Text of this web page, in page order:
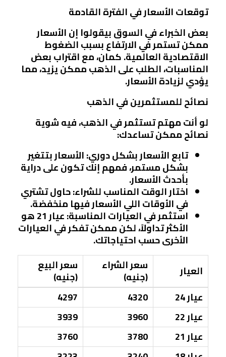
توقعات الأسعار في الفترة القادمة
بعض الخبراء في السوق بيقولوا إن الأسعار
ممكن تستمر في الارتفاع بسبب الضغوط
الاقتصادية العالمية. كمان، مع اقتراب بعض
المناسبات، الطلب على الذهب ممكن يزيد، مما
يؤدي لزيادة الأسعار.
نصائح للمستثمرين في الذهب
لو أنت مهتم تستثمر في الذهب، فيه شوية
نصائح ممكن تساعدك:
تابع الأسعار بشكل دوري: الأسعار بتتغير
بشكل مستمر، فمهم إنك تكون على دراية
بأحدث الأسعار.
اختار الوقت المناسب للشراء: حاول تشتري
في الأوقات اللي الأسعار فيها منخفضة.
استثمر في العيارات المناسبة : عيار 21 هو
الأكثر تداولاً، لكن ممكن تفكر في العيارات
الأخرى حسب احتياجاتك.
العيار
سعر الشراء
(جنيه)
سعر البيع
(جنيه)
عيار 24
4320
4297
عيار 22
3960
3939
عيار 21
3780
3760